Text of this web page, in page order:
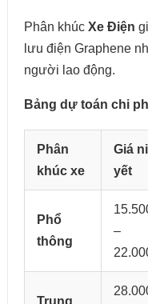
Phân khúc Xe Điện
lưu điện Graphene
người lao động.
Bảng dự toán chi
Phân
khúc xe
Giá
yết
Phổ
thông
–
Trung